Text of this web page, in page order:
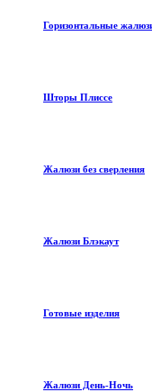
Горизонтальные
Шторы Плиссе
Жалюзи без сверления
Жалюзи Блэкаут
Готовые изделия
Жалюзи День-Ночь